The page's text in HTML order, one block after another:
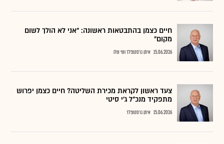
חיים כצמן בהתבטאות ראשונה: "אני לא הולך לשום
מקום"
15.06.2026 איתן גרסטנפלד ושי שלו
צעד ראשון לקראת מכירת השליטה? חיים כצמן יפרוש
מתפקיד מנכ"ל ג'י סיטי
15.06.2026 איתן גרסטנפלד